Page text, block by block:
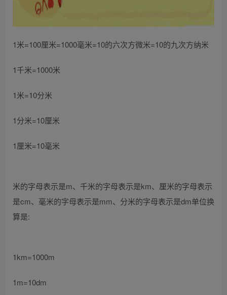
1米=100厘米=1000毫米=10的六次方微米=10的九次方纳米
1千米=1000米
1米=10分米
1分米=10厘米
1厘米=10毫米
米的字母表示是m、千米的字母表示是km、厘米的字母表示
是cm、毫米的字母表示是mm、分米的字母表示是dm单位换
算是:
1km=1000m
1m=10dm